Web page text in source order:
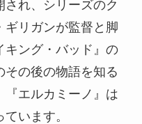
れ、シリーズのク
ギリガンが監督と脚
キング・バッド』の
その後の物語を知る
『エルカミーノ』は
います。